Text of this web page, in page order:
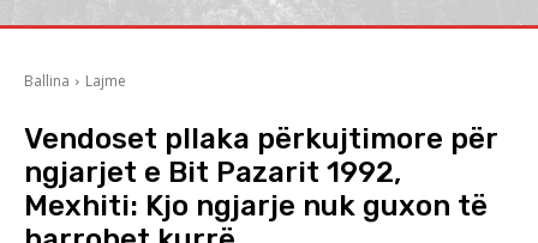
Ballina Lajme
Vendoset pllaka përkujtimore për
ngjarjet e Bit Pazarit 1992,
Mexhiti: Kjo ngjarje nuk guxon të